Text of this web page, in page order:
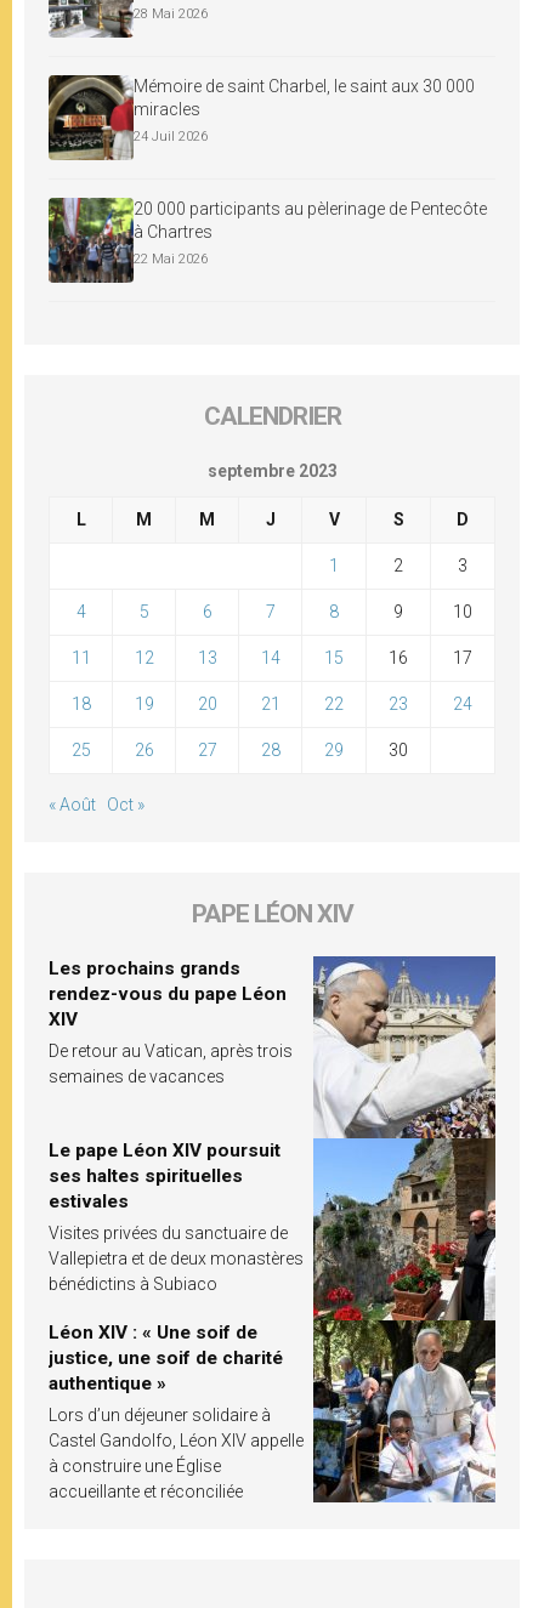
28 Mai 2026
Mémoire de saint Charbel, le saint aux 30 000
miracles
24 Juil 2026
20 000 participants au pèlerinage de Pentecôte
à Chartres
22 Mai 2026
CALENDRIER
septembre 2023
L M M J V S D
1 2 3
4 5 6 7 8 9 10
11 12 13 14 15 16 17
18 19 20 21 22 23 24
25 26 27 28 29 30
« Août Oct »
PAPE LÉON XIV
Les prochains grands
rendez-vous du pape Léon
XIV
De retour au Vatican, après trois
semaines de vacances
Le pape Léon XIV poursuit
ses haltes spirituelles
estivales
Visites privées du sanctuaire de
Vallepietra et de deux monastères
bénédictins à Subiaco
Léon XIV : « Une soif de
justice, une soif de charité
authentique »
Lors d’un déjeuner solidaire à
Castel Gandolfo, Léon XIV appelle
à construire une Église
accueillante et réconciliée